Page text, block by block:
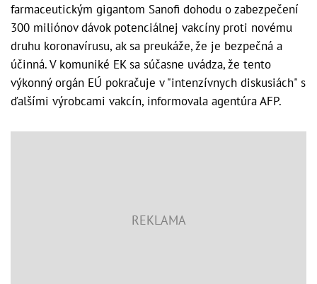
farmaceutickým gigantom Sanofi dohodu o zabezpečení
300 miliónov dávok potenciálnej vakcíny proti novému
druhu koronavírusu, ak sa preukáže, že je bezpečná a
účinná. V komuniké EK sa súčasne uvádza, že tento
výkonný orgán EÚ pokračuje v "intenzívnych diskusiách" s
ďalšími výrobcami vakcín, informovala agentúra AFP.